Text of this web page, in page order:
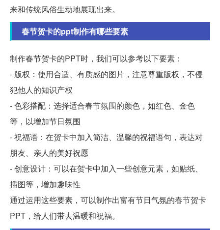
来和传统风俗生动地展现出来。
春节贺卡的ppt制作有哪些要素
制作春节贺卡的PPT时，我们可以参考以下要素：
- 版权：使用合适、有质感的图片，注意尊重版权，不侵
犯他人的知识产权
- 色彩搭配：选择适合春节氛围的颜色，如红色、金色
等，以增加节日氛围
- 祝福语：在贺卡中加入简洁、温馨的祝福语句，表达对
朋友、亲人的美好祝愿
- 创意设计：可以在贺卡中加入一些创意元素，如贴纸、
插图等，增加趣味性
通过运用这些要素，可以制作出富有节日气氛的春节贺卡
PPT，给人们带去温暖和祝福。